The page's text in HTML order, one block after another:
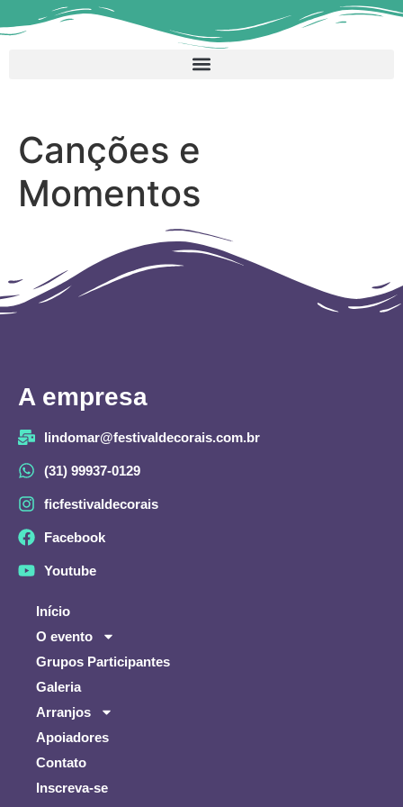
Canções e
Momentos
A empresa
lindomar@festivaldecorais.com.br
(31) 99937-0129
ficfestivaldecorais
Facebook
Youtube
Início
O evento
Grupos Participantes
Galeria
Arranjos
Apoiadores
Contato
Inscreva-se